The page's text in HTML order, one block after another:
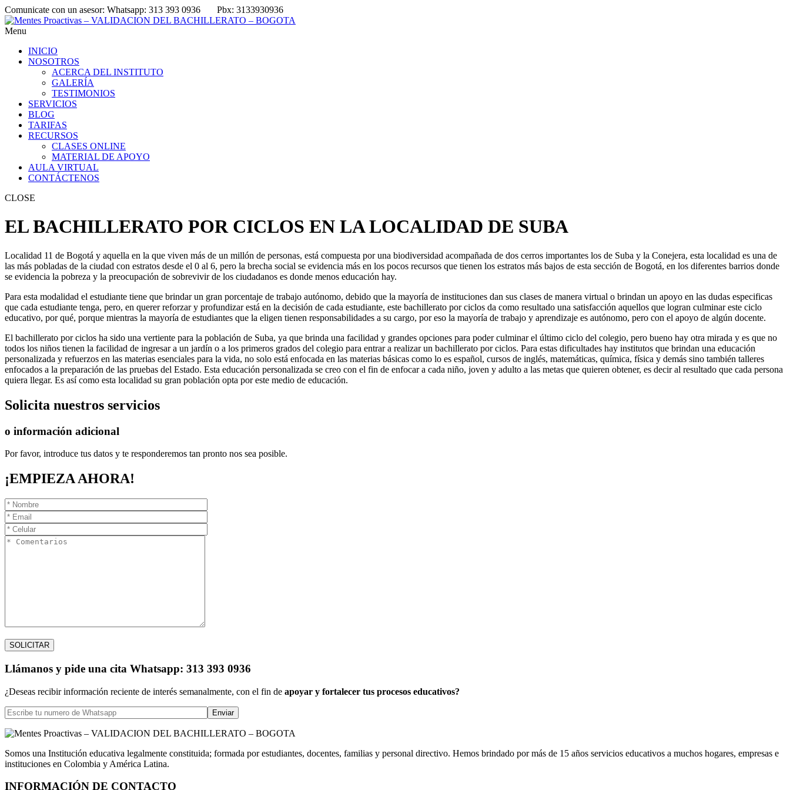
Comunicate con un asesor: Whatsapp: 313 393 0936 Pbx: 3133930936
Menu
INICIO
NOSOTROS
ACERCA DEL INSTITUTO
GALERÍA
TESTIMONIOS
SERVICIOS
BLOG
TARIFAS
RECURSOS
CLASES ONLINE
MATERIAL DE APOYO
AULA VIRTUAL
CONTÁCTENOS
CLOSE
EL BACHILLERATO POR CICLOS EN LA LOCALIDAD DE SUBA
Localidad 11 de Bogotá y aquella en la que viven más de un millón de personas, está compuesta por una biodiversidad acompañada de dos cerros importantes los de Suba y la Conejera, esta localidad es una de
las más pobladas de la ciudad con estratos desde el 0 al 6, pero la brecha social se evidencia más en los pocos recursos que tienen los estratos más bajos de esta sección de Bogotá, en los diferentes barrios donde
se evidencia la pobreza y la preocupación de sobrevivir de los ciudadanos es donde menos educación hay.
Para esta modalidad el estudiante tiene que brindar un gran porcentaje de trabajo autónomo, debido que la mayoría de instituciones dan sus clases de manera virtual o brindan un apoyo en las dudas especificas
que cada estudiante tenga, pero, en querer reforzar y profundizar está en la decisión de cada estudiante, este bachillerato por ciclos da como resultado una satisfacción aquellos que logran culminar este ciclo
educativo, por qué, porque mientras la mayoría de estudiantes que la eligen tienen responsabilidades a su cargo, por eso la mayoría de trabajo y aprendizaje es autónomo, pero con el apoyo de algún docente.
El bachillerato por ciclos ha sido una vertiente para la población de Suba, ya que brinda una facilidad y grandes opciones para poder culminar el último ciclo del colegio, pero bueno hay otra mirada y es que no
todos los niños tienen la facilidad de ingresar a un jardín o a los primeros grados del colegio para entrar a realizar un bachillerato por ciclos. Para estas dificultades hay institutos que brindan una educación
personalizada y refuerzos en las materias esenciales para la vida, no solo está enfocada en las materias básicas como lo es español, cursos de inglés, matemáticas, química, física y demás sino también talleres
enfocados a la preparación de las pruebas del Estado. Esta educación personalizada se creo con el fin de enfocar a cada niño, joven y adulto a las metas que quieren obtener, es decir al resultado que cada persona
quiera llegar. Es así como esta localidad su gran población opta por este medio de educación.
Solicita nuestros servicios
o información adicional
Por favor, introduce tus datos y te responderemos tan pronto nos sea posible.
¡EMPIEZA AHORA!
Llámanos y pide una cita Whatsapp: 313 393 0936
¿Deseas recibir información reciente de interés semanalmente, con el fin de apoyar y fortalecer tus procesos educativos?
Somos una Institución educativa legalmente constituida; formada por estudiantes, docentes, familias y personal directivo. Hemos brindado por más de 15 años servicios educativos a muchos hogares, empresas e
instituciones en Colombia y América Latina.
INFORMACIÓN DE CONTACTO